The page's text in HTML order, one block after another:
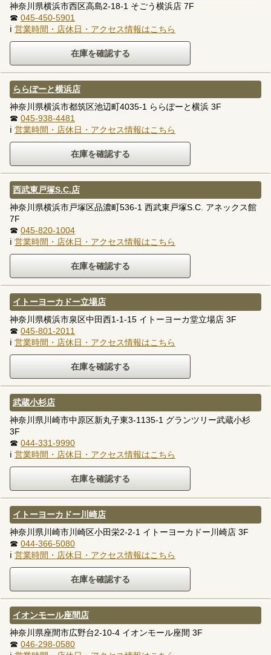
神奈川県横浜市西区高島2-18-1 そごう横浜店 7F
☎ 045-450-5901
ℹ 営業時間・店休日・アクセス情報はこちら
ららぽーと横浜店
神奈川県横浜市都筑区池辺町4035-1 ららぽーと横浜 3F
☎ 045-938-4481
ℹ 営業時間・店休日・アクセス情報はこちら
西武東戸塚S.C.店
神奈川県横浜市戸塚区品濃町536-1 西武東戸塚S.C. アネックス館
7F
☎ 045-820-1004
ℹ 営業時間・店休日・アクセス情報はこちら
イトーヨーカドー立場店
神奈川県横浜市泉区中田西1-1-15 イトーヨーカ堂立場店 3F
☎ 045-801-2011
ℹ 営業時間・店休日・アクセス情報はこちら
武蔵小杉店
神奈川県川崎市中原区新丸子東3-1135-1 グランツリー武蔵小杉
3F
☎ 044-331-9990
ℹ 営業時間・店休日・アクセス情報はこちら
イトーヨーカドー川崎店
神奈川県川崎市川崎区小田栄2-2-1 イトーヨーカドー川崎店 3F
☎ 044-366-5080
ℹ 営業時間・店休日・アクセス情報はこちら
イオンモール座間店
神奈川県座間市広野台2-10-4 イオンモール座間 3F
☎ 046-298-0580